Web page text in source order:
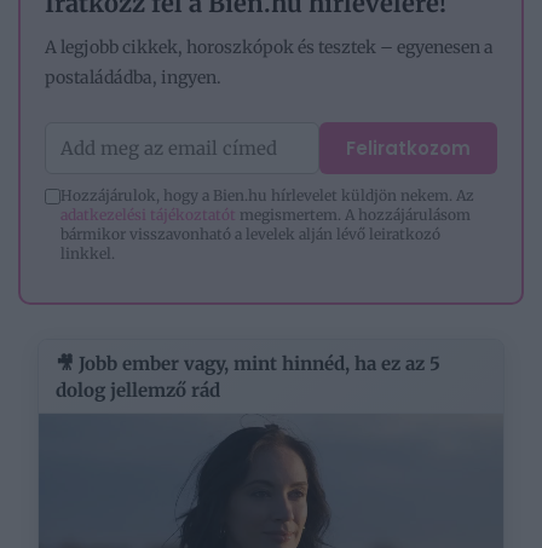
A legjobb cikkek, horoszkópok és tesztek – egyenesen a
postaládádba, ingyen.
Feliratkozom
Hozzájárulok, hogy a Bien.hu hírlevelet küldjön nekem. Az
adatkezelési tájékoztatót megismertem. A hozzájárulásom
bármikor visszavonható a levelek alján lévő leiratkozó
linkkel.
🎥 Jobb ember vagy, mint hinnéd, ha ez az 5
dolog jellemző rád